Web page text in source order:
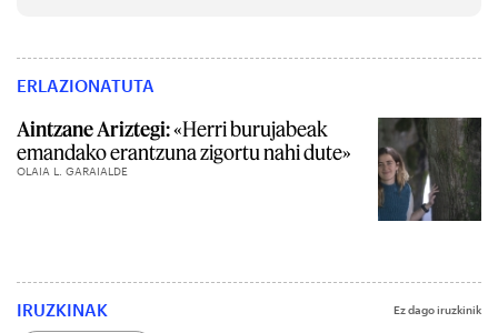
ERLAZIONATUTA
Aintzane Ariztegi:«Herri burujabeak
emandako erantzuna zigortu nahi dute»
OLAIA L. GARAIALDE
IRUZKINAK Ez dago iruzkinik